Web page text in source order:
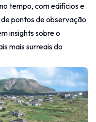
tempo, com edifícios e
pontos de observação
insights sobre o
mais surreais do